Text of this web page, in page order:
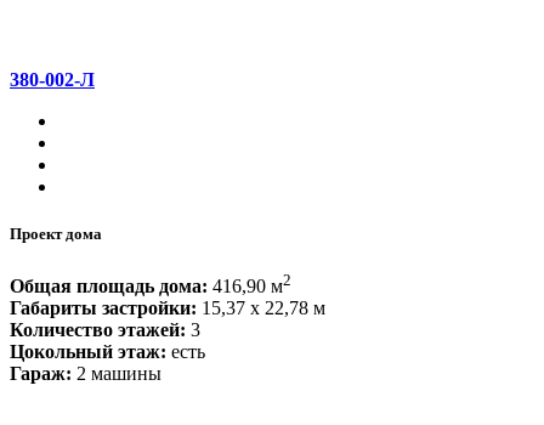
380-002-Л
Проект дома
Общая площадь дома: 416,90 м2
Габариты застройки: 15,37 x 22,78 м
Количество этажей: 3
Цокольный этаж: есть
Гараж: 2 машины